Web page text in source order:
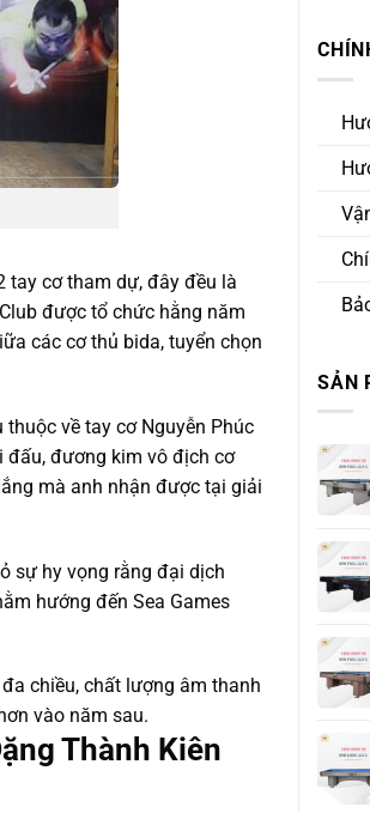
tay cơ tham dự, đây đều là
được tổ chức hằng năm
các cơ thủ bida, tuyển chọn
thuộc về tay cơ Nguyễn Phúc
đấu, đương kim vô địch cơ
mà anh nhận được tại giải
sự hy vọng rằng đại dịch
hướng đến Sea Games
chiều, chất lượng âm thanh
vào năm sau.
Thành Kiên
SẢN